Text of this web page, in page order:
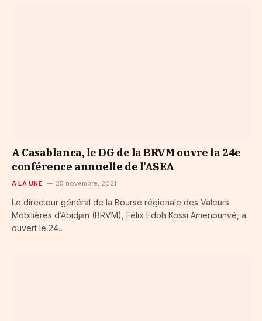
A Casablanca, le DG de la BRVM ouvre la 24e
conférence annuelle de l’ASEA
A LA UNE 25 novembre, 2021
Le directeur général de la Bourse régionale des Valeurs
Mobilières d’Abidjan (BRVM), Félix Edoh Kossi Amenounvé, a
ouvert le 24…